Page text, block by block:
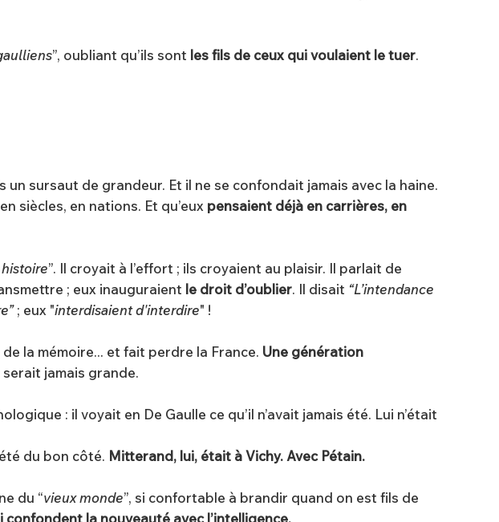
”, oubliant qu’ils sont les fils de ceux qui voulaient le tuer.
un sursaut de grandeur. Et il ne se confondait jamais avec la haine.
siècles, en nations. Et qu’eux pensaient déjà en carrières, en
”. Il croyait à l’effort ; ils croyaient au plaisir. Il parlait de
; eux inauguraient le droit d’oublier. Il disait “L’intendance
; eux "interdisaient d'interdire" !
la mémoire... et fait perdre la France. Une génération
jamais grande.
: il voyait en De Gaulle ce qu’il n’avait jamais été. Lui n’était
du bon côté. Mitterand, lui, était à Vichy. Avec Pétain.
du “vieux monde”, si confortable à brandir quand on est fils de
la nouveauté avec l’intelligence.